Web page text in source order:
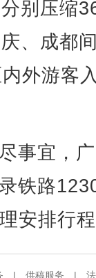
别压缩
、成都
外游客
宜，
铁路
安排行
| 供稿服务 |